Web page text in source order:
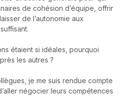
de cohésion d’équipe, offrir
de l’autonomie aux
étaient si idéales, pourquoi
les autres ?
je me suis rendue compte
négocier leurs compétences